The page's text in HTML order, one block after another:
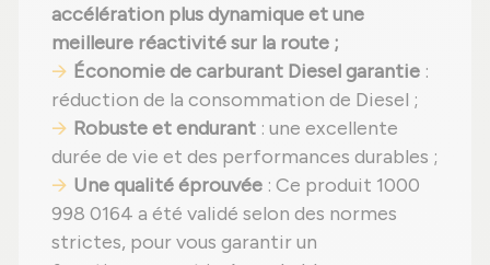
accélération plus dynamique et une
meilleure réactivité sur la route ;
Économie de carburant Diesel garantie :
réduction de la consommation de Diesel ;
Robuste et endurant : une excellente
durée de vie et des performances durables ;
Une qualité éprouvée : Ce produit 1000
998 0164 a été validé selon des normes
strictes, pour vous garantir un